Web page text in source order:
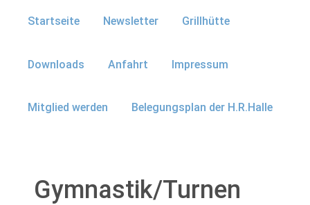
Startseite Newsletter Grillhütte
Downloads Anfahrt Impressum
Mitglied werden Belegungsplan der H.R.Halle
Gymnastik/Turnen